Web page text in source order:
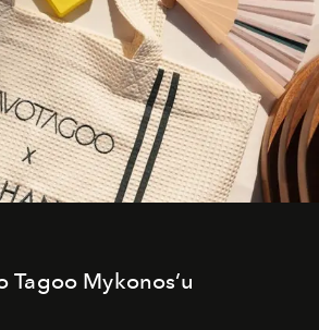
Tagoo Mykonos’u